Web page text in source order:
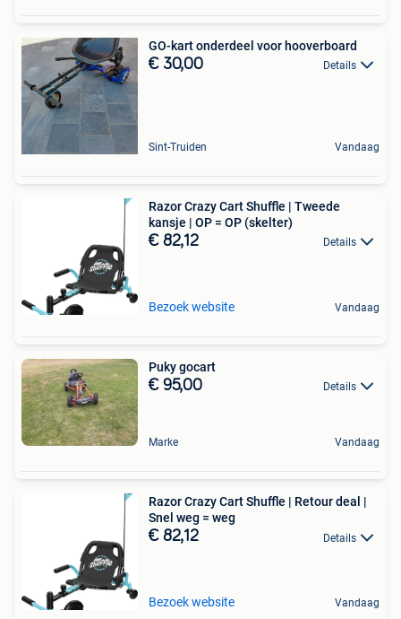
GO-kart onderdeel voor hooverboard
€ 30,00 Details
Sint-Truiden Vandaag
Razor Crazy Cart Shuffle | Tweede
kansje | OP = OP (skelter)
€ 82,12 Details
Bezoek website Vandaag
Puky gocart
€ 95,00 Details
Marke Vandaag
Razor Crazy Cart Shuffle | Retour deal |
Snel weg = weg
€ 82,12 Details
Bezoek website Vandaag